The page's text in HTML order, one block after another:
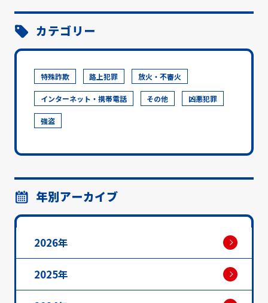
カテゴリー
特殊詐欺 路上犯罪 放火・不審火
インターネット・携帯電話 その他 凶悪犯罪
強盗
年別アーカイブ
2026年
2025年